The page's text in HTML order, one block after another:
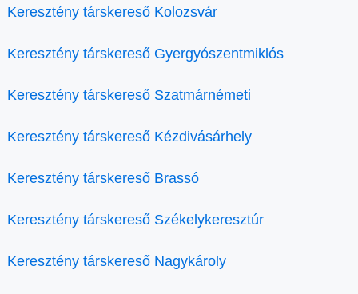
Keresztény társkereső Kolozsvár
Keresztény társkereső Gyergyószentmiklós
Keresztény társkereső Szatmárnémeti
Keresztény társkereső Kézdivásárhely
Keresztény társkereső Brassó
Keresztény társkereső Székelykeresztúr
Keresztény társkereső Nagykároly